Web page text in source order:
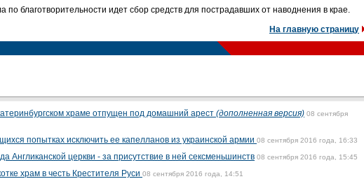
по благотворительности идет сбор средств для пострадавших от наводнения в крае.
На главную страницу
храме отпущен под домашний арест (дополненная версия) 08 сентября
попытках исключить ее капелланов из украинской армии 08 сентября 2016 года, 16:33
Англиканской церкви - за присутствие в ней сексменьшинств 08 сентября 2016 года, 15:45
храм в честь Крестителя Руси 08 сентября 2016 года, 14:51